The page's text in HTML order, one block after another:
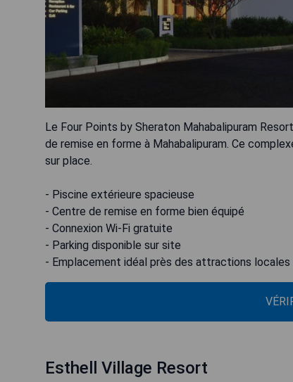
Le Four Points by Sheraton Mahabalipuram
de remise en forme à Mahabalipuram. Ce
sur place.
- Piscine extérieure spacieuse
- Centre de remise en forme bien équipé
- Connexion Wi-Fi gratuite
- Parking disponible sur site
- Emplacement idéal près des attractions locales
Esthell Village Resort